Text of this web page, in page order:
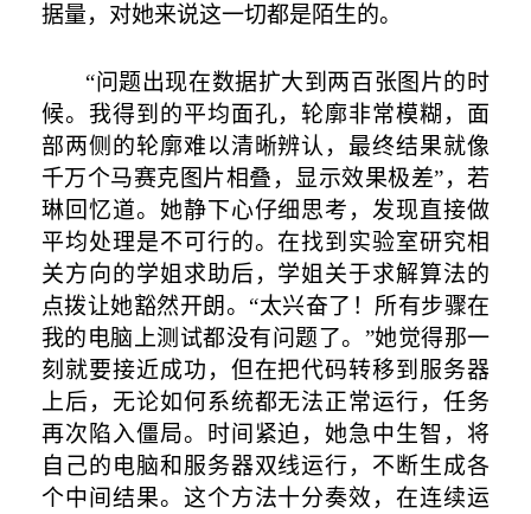
据量，对她来说这一切都是陌生的。
“问题出现在数据扩大到两百张图片的时
候。我得到的平均面孔，轮廓非常模糊，面
部两侧的轮廓难以清晰辨认，最终结果就像
千万个马赛克图片相叠，显示效果极差”，若
琳回忆道。她静下心仔细思考，发现直接做
平均处理是不可行的。在找到实验室研究相
关方向的学姐求助后，学姐关于求解算法的
点拨让她豁然开朗。“太兴奋了！所有步骤在
我的电脑上测试都没有问题了。”她觉得那一
刻就要接近成功，但在把代码转移到服务器
上后，无论如何系统都无法正常运行，任务
再次陷入僵局。时间紧迫，她急中生智，将
自己的电脑和服务器双线运行，不断生成各
个中间结果。这个方法十分奏效，在连续运